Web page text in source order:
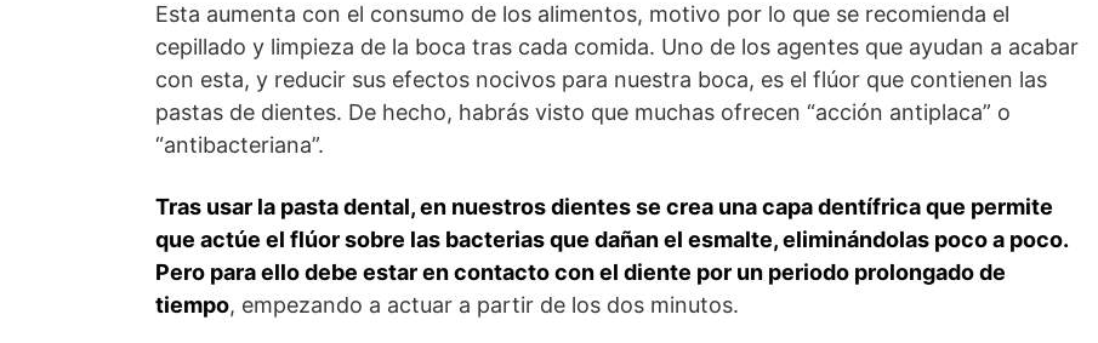
Esta aumenta con el consumo de los alimentos, motivo por lo que se recomienda el
cepillado y limpieza de la boca tras cada comida. Uno de los agentes que ayudan a acabar
con esta, y reducir sus efectos nocivos para nuestra boca, es el flúor que contienen las
pastas de dientes. De hecho, habrás visto que muchas ofrecen “acción antiplaca” o
“antibacteriana”.
Tras usar la pasta dental, en nuestros dientes se crea una capa dentífrica que permite
que actúe el flúor sobre las bacterias que dañan el esmalte, eliminándolas poco a poco.
Pero para ello debe estar en contacto con el diente por un periodo prolongado de
tiempo, empezando a actuar a partir de los dos minutos.